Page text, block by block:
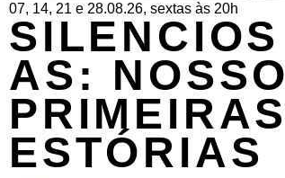
07, 14, 21 e 28.08.26, sextas às 20h
SILENCIOS
AS: NOSSO
PRIMEIRAS
ESTÓRIAS